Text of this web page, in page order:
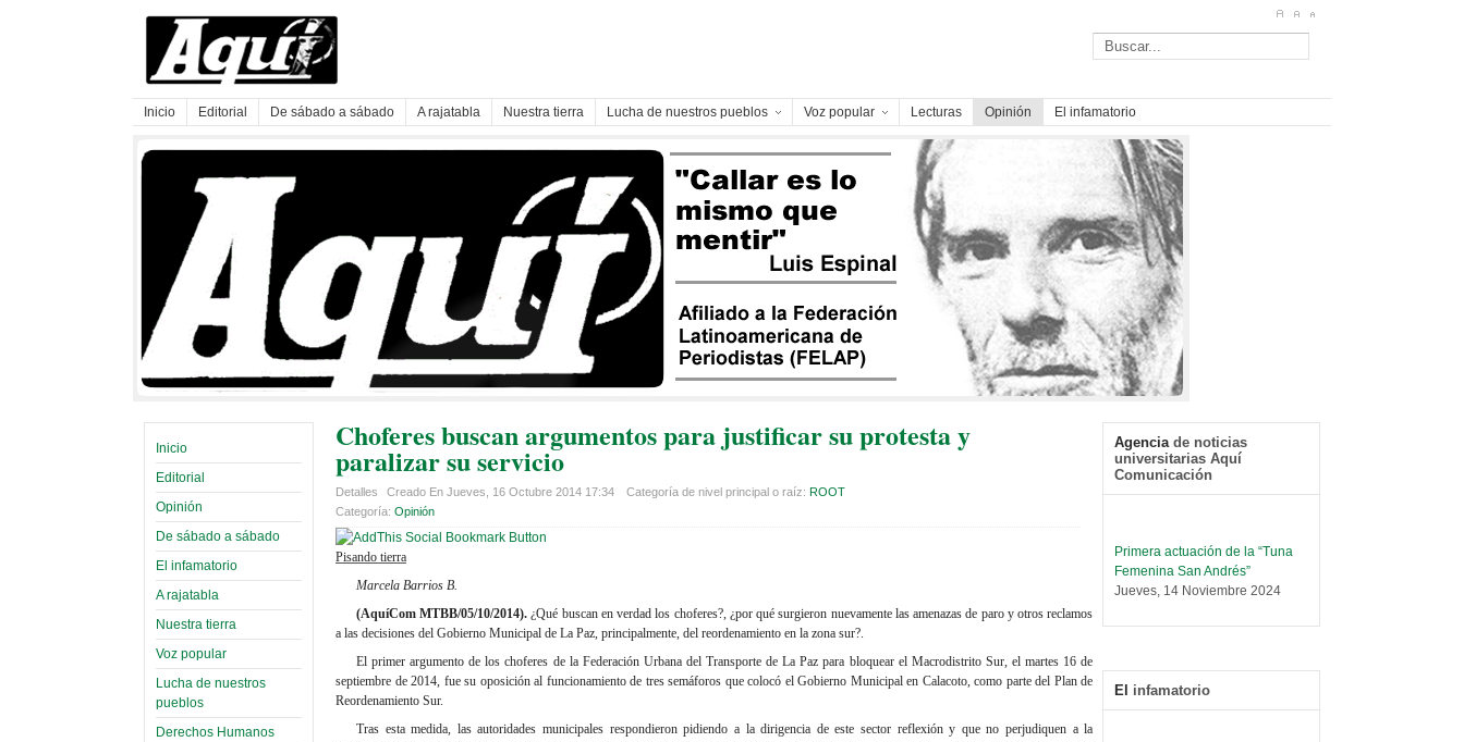
Inicio Editorial De sábado a sábado A rajatabla Nuestra tierra Lucha de nuestros pueblos Voz popular Lecturas Opinión El infamatorio
Inicio
Editorial
Opinión
De sábado a sábado
El infamatorio
A rajatabla
Nuestra tierra
Voz popular
Lucha de nuestros
pueblos
Derechos Humanos
Choferes buscan argumentos para justificar su protesta y
paralizar su servicio
Detalles Creado En Jueves, 16 Octubre 2014 17:34 Categoría de nivel principal o raíz: ROOT
Categoría: Opinión
Pisando tierra
Marcela Barrios B.
(AquíCom MTBB/05/10/2014).¿Qué buscan en verdad los choferes?, ¿por qué surgieron nuevamente las amenazas de paro y otros reclamos
a las decisiones del Gobierno Municipal de La Paz, principalmente, del reordenamiento en la zona sur?.
El primer argumento de los choferes de la Federación Urbana del Transporte de La Paz para bloquear el Macrodistrito Sur, el martes 16 de
septiembre de 2014, fue su oposición al funcionamiento de tres semáforos que colocó el Gobierno Municipal en Calacoto, como parte del Plan de
Reordenamiento Sur.
Tras esta medida, las autoridades municipales respondieron pidiendo a la dirigencia de este sector reflexión y que no perjudiquen a la
Agencia de noticias
universitarias Aquí
Comunicación
Primera actuación de la “Tuna
Femenina San Andrés”
Jueves, 14 Noviembre 2024
Sábado, 14 Septiembre 2024
El infamatorio